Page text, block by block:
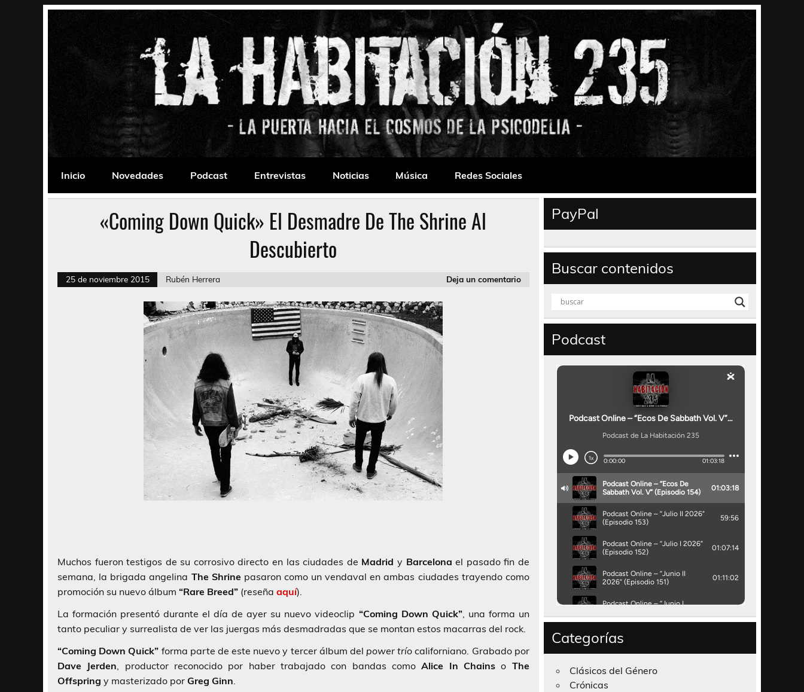
La Habitación 235
Inicio
Novedades Podcast Entrevistas Noticias Música Redes Sociales
«Coming Down Quick» El Desmadre De The Shrine Al
Descubierto
25 de noviembre 2015 Rubén Herrera Deja un comentario
Muchos fueron testigos de su corrosivo directo en las ciudades de Madrid y Barcelona el pasado fin de
semana, la brigada angelina The Shrine pasaron como un vendaval en ambas ciudades trayendo como
promoción su nuevo álbum “Rare Breed” (reseña aquí).
La formación presentó durante el día de ayer su nuevo videoclip “Coming Down Quick”, una forma un
tanto peculiar y surrealista de ver las juergas más desmadradas que se montan estos macarras del rock.
“Coming Down Quick” forma parte de este nuevo y tercer álbum del power trío californiano. Grabado por
Dave Jerden, productor reconocido por haber trabajado con bandas comoAlice In Chains o The
Offspring y masterizado por Greg Ginn.
PayPal
Buscar contenidos
Podcast
Categorías
Clásicos del Género
Crónicas